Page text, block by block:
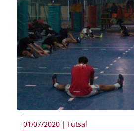
01/07/2020 | Futsal